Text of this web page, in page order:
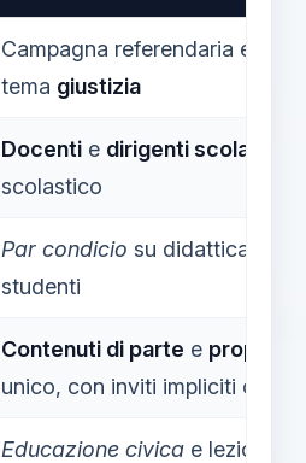
Campagna referendaria e
tema giustizia
Docenti e dirigenti scolastici
scolastico
Par condicio su didattica e
studenti
Contenuti di parte e
unico, con inviti impliciti o
Educazione civica e lezioni: